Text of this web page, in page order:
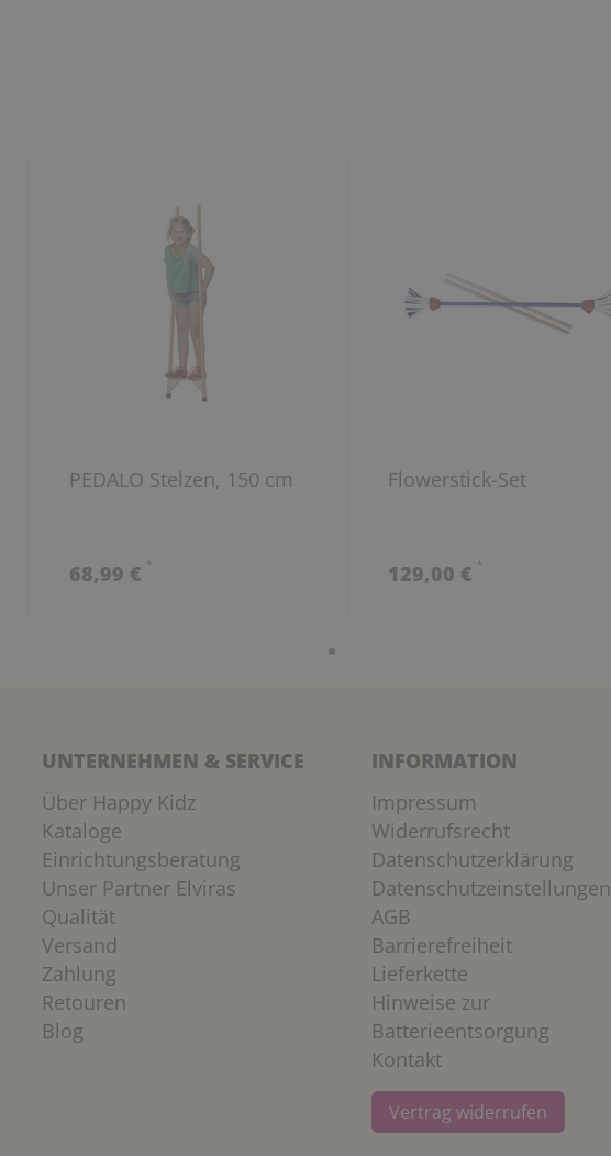
PEDALO Stelzen, 150 cm
68,99 € *
Flowerstick-Set
129,00 € *
UNTERNEHMEN & SERVICE
Über Happy Kidz
Kataloge
Einrichtungsberatung
Unser Partner Elviras
Qualität
Versand
Zahlung
Retouren
Blog
INFORMATION
Impressum
Widerrufsrecht
Datenschutzerklärung
Datenschutzeinstellungen
AGB
Barrierefreiheit
Lieferkette
Hinweise zur
Batterieentsorgung
Kontakt
Vertrag widerrufen